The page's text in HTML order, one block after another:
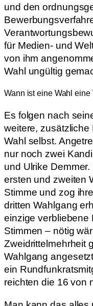
und den
für Medien- und
von ihm
Wahl ungültig
Wann ist eine Wahl eine
Es folgen nach
weitere,
Wahl selbst.
nur noch zwei
und Ulrike
ersten und zweiten
Stimme und zog
dritten Wahlgang
einzige verbliebene
Stimmen – nötig
Zweidrittelmehrheit
Wahlgang
ein
reichten die 16 von